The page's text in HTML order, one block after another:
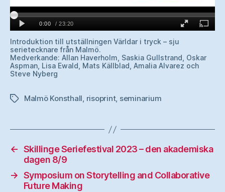
Introduktion till utställningen Världar i tryck – sju
serietecknare från Malmö.
Medverkande: Allan Haverholm, Saskia Gullstrand, Oskar
Aspman, Lisa Ewald, Mats Källblad, Amalia Alvarez och
Steve Nyberg
EtiketterMalmö Konsthall, risoprint, seminarium
← Skillinge Seriefestival 2023 – den akademiska
dagen 8/9
→ Symposium on Storytelling and Collaborative
Future Making